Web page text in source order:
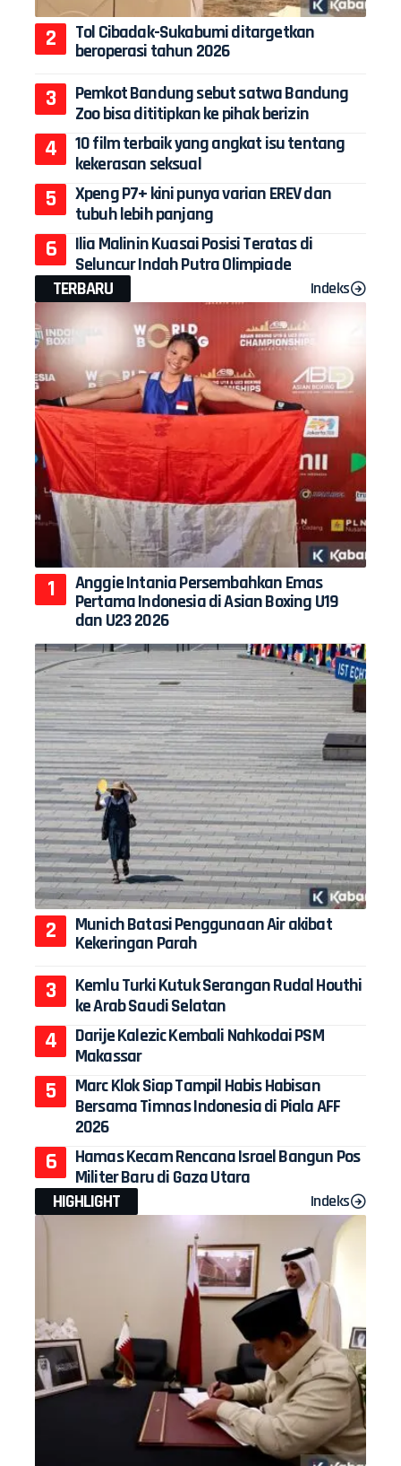
Tol Cibadak-Sukabumi ditargetkan
beroperasi tahun 2026
Pemkot Bandung sebut satwa Bandung
Zoo bisa dititipkan ke pihak berizin
10 film terbaik yang angkat isu tentang
kekerasan seksual
Xpeng P7+ kini punya varian EREV dan
tubuh lebih panjang
Ilia Malinin Kuasai Posisi Teratas di
Seluncur Indah Putra Olimpiade
TERBARU
Indeks
Anggie Intania Persembahkan Emas
Pertama Indonesia di Asian Boxing U19
dan U23 2026
Munich Batasi Penggunaan Air akibat
Kekeringan Parah
Kemlu Turki Kutuk Serangan Rudal Houthi
ke Arab Saudi Selatan
Darije Kalezic Kembali Nahkodai PSM
Makassar
Marc Klok Siap Tampil Habis Habisan
Bersama Timnas Indonesia di Piala AFF
2026
Hamas Kecam Rencana Israel Bangun Pos
Militer Baru di Gaza Utara
HIGHLIGHT
Indeks